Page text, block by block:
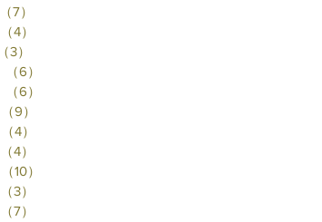
（7）
（4）
（3）
（6）
（6）
（9）
（4）
（4）
（10）
（3）
（7）